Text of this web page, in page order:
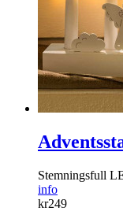
Stemningsfull
info
kr249